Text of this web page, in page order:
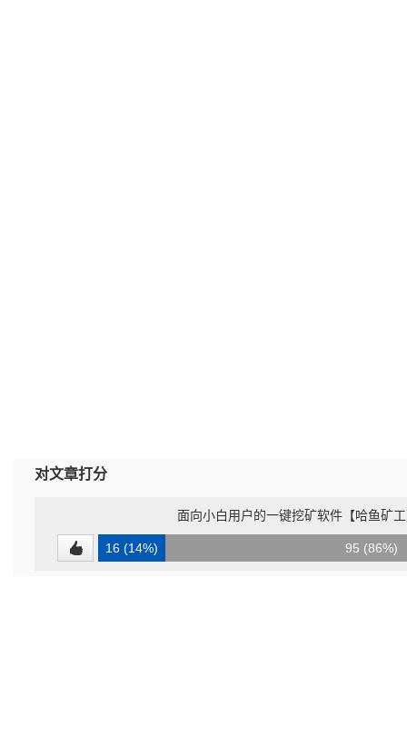
对文章打分
面向小白用户的一键挖矿软件【哈鱼矿
16 (14%) 95 (86%)